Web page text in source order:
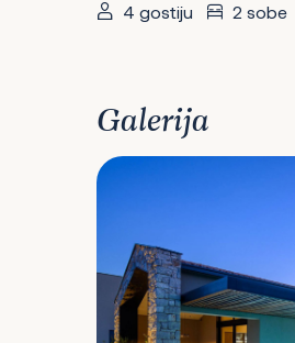
4 gostiju
2 sobe
Galerija